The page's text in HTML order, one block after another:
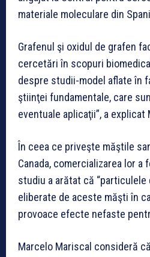
materiale moleculare din
Grafenul şi oxidul de grafen
cercetări în scopuri
despre studii-model aflate în
ştiinţei fundamentale, care
eventuale aplicaţii”, a explicat
În ceea ce priveşte măştile
Canada, comercializarea lor
studiu a arătat că
eliberate de aceste măşti în
provoace efecte nefaste
Marcelo Mariscal consideră